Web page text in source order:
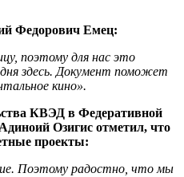
Федорович Емец:
поэтому для нас это
здесь. Документ поможет
кино».
КВЭД в Федеративной
Озигис отметил, что
проекты:
Поэтому радостно, что мы